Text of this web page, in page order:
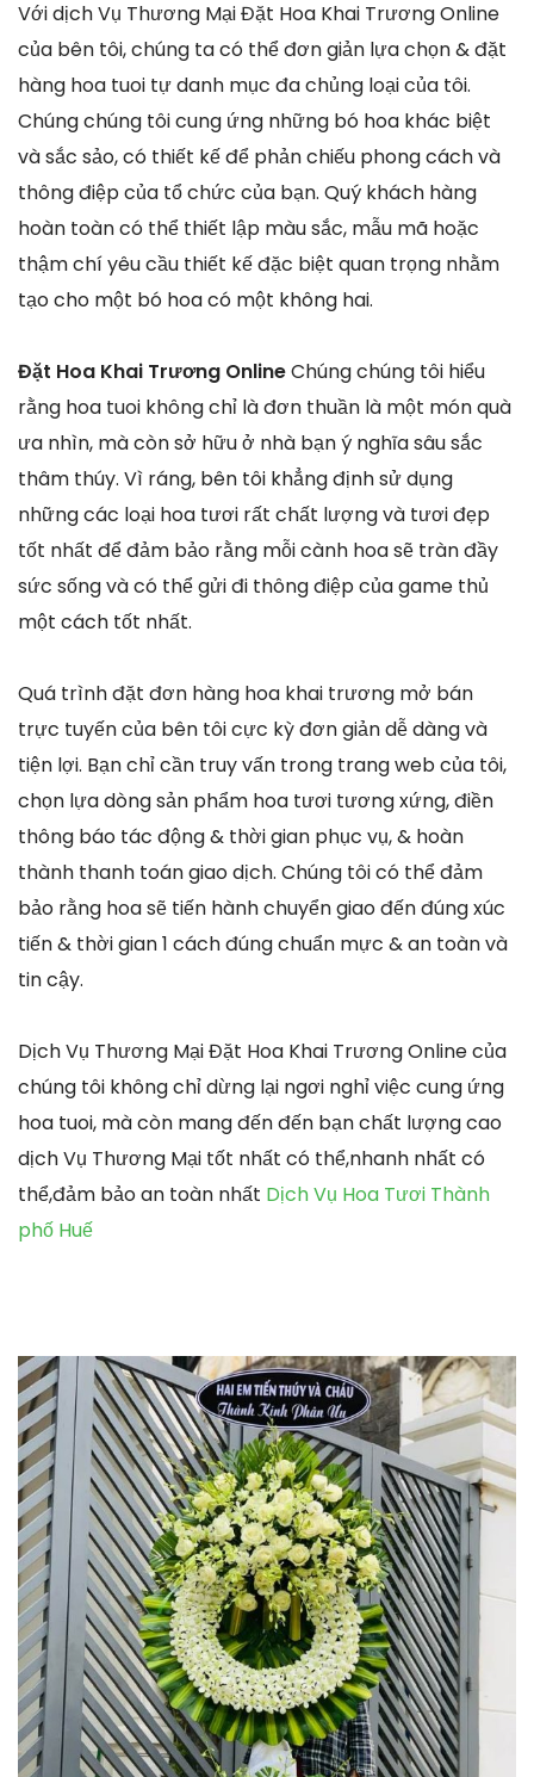
Với dịch Vụ Thương Mại Đặt Hoa Khai Trương Online
của bên tôi, chúng ta có thể đơn giản lựa chọn & đặt
hàng hoa tuoi tự danh mục đa chủng loại của tôi.
Chúng chúng tôi cung ứng những bó hoa khác biệt
và sắc sảo, có thiết kế để phản chiếu phong cách và
thông điệp của tổ chức của bạn. Quý khách hàng
hoàn toàn có thể thiết lập màu sắc, mẫu mã hoặc
thậm chí yêu cầu thiết kế đặc biệt quan trọng nhằm
tạo cho một bó hoa có một không hai.
Đặt Hoa Khai Trương OnlineChúng chúng tôi hiểu
rằng hoa tuoi không chỉ là đơn thuần là một món quà
ưa nhìn, mà còn sở hữu ở nhà bạn ý nghĩa sâu sắc
thâm thúy. Vì ráng, bên tôi khẳng định sử dụng
những các loại hoa tươi rất chất lượng và tươi đẹp
tốt nhất để đảm bảo rằng mỗi cành hoa sẽ tràn đầy
sức sống và có thể gửi đi thông điệp của game thủ
một cách tốt nhất.
Quá trình đặt đơn hàng hoa khai trương mở bán
trực tuyến của bên tôi cực kỳ đơn giản dễ dàng và
tiện lợi. Bạn chỉ cần truy vấn trong trang web của tôi,
chọn lựa dòng sản phẩm hoa tươi tương xứng, điền
thông báo tác động & thời gian phục vụ, & hoàn
thành thanh toán giao dịch. Chúng tôi có thể đảm
bảo rằng hoa sẽ tiến hành chuyển giao đến đúng xúc
tiến & thời gian 1 cách đúng chuẩn mực & an toàn và
tin cậy.
Dịch Vụ Thương Mại Đặt Hoa Khai Trương Online của
chúng tôi không chỉ dừng lại ngơi nghỉ việc cung ứng
hoa tuoi, mà còn mang đến đến bạn chất lượng cao
dịch Vụ Thương Mại tốt nhất có thể,nhanh nhất có
thể,đảm bảo an toàn nhất Dịch Vụ Hoa Tươi Thành
phố Huế